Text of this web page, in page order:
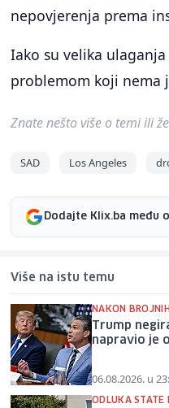
nepovjerenja prema
Iako su velika
problemom koji nema
Znate nešto više o temi ili
SAD Los Angeles
Dodajte Klix.ba među
Više na istu temu
NAKON
Trump
napravio je
06.08.2026. u
ODLUKA STATE